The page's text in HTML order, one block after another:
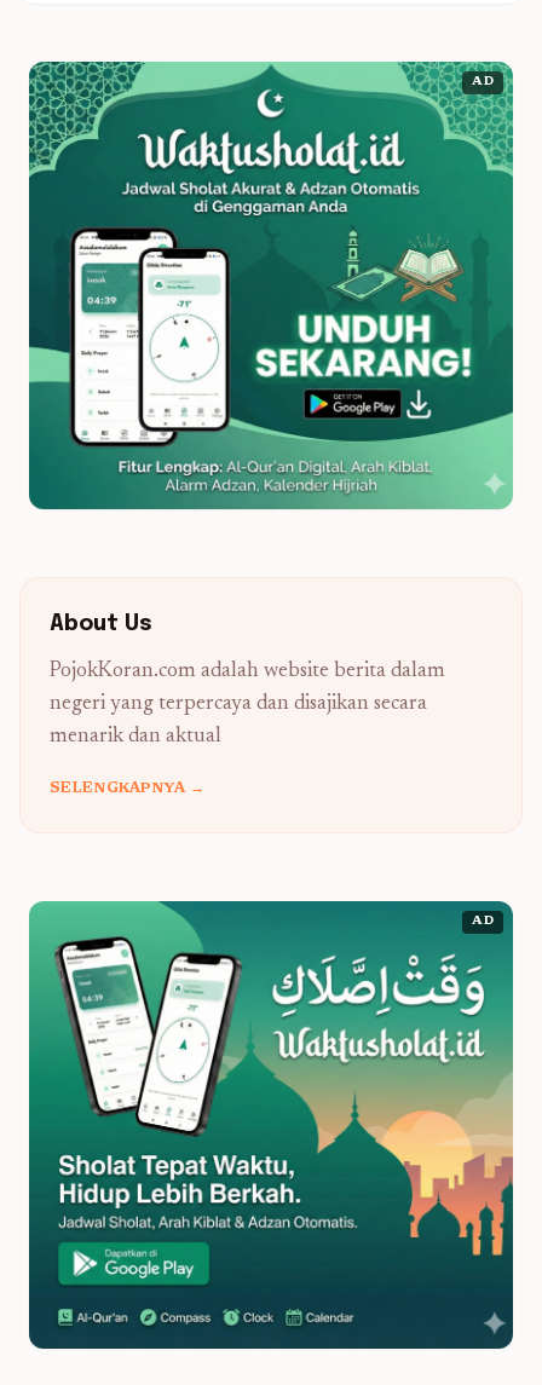
AD
About Us
PojokKoran.com adalah website berita dalam
negeri yang terpercaya dan disajikan secara
menarik dan aktual
SELENGKAPNYA →
AD